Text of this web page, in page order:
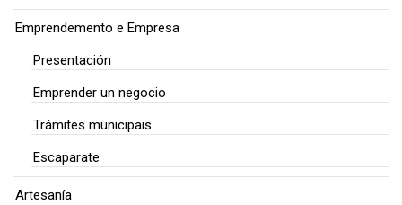
Emprendemento e Empresa
Presentación
Emprender un negocio
Trámites municipais
Escaparate
Artesanía